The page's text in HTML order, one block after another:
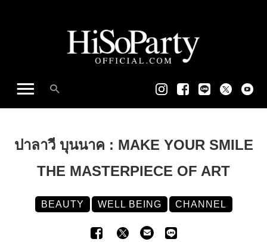
ปาลาวี บุนนาค : MAKE YOUR SMILE
THE MASTERPIECE OF ART
BEAUTY WELL BEING CHANNEL